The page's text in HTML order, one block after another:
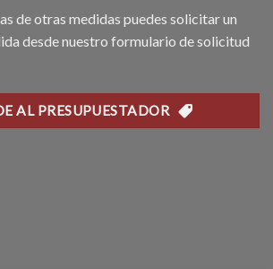
de otras medidas puedes solicitar un
desde nuestro formulario de solicitud
AL PRESUPUESTADOR